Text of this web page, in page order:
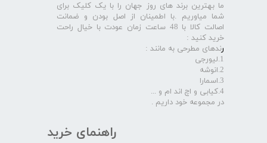
راهنمای خرید
ما بهترین برند های روز جهان را با یک کلیک برای
شما میاوریم .با اطمینان از اصل بودن و ضمانت
اصالت کالا با 48 ساعت زمان عودت با خیال راحت
خرید کنید :
رندهای مطرحی به مانند :
1.لیورجی
2.انوشه
3.اسمارا
4.کیابی و اچ اند ام و ...
در مجموعه خود داریم .​​​​​​​